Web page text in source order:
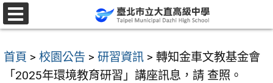
跳
至
要首頁 > 校園公告 > 研習資訊 > 轉知金車文教基金會
「2025年環境教育研習」講座訊息，請 查照。
選
單